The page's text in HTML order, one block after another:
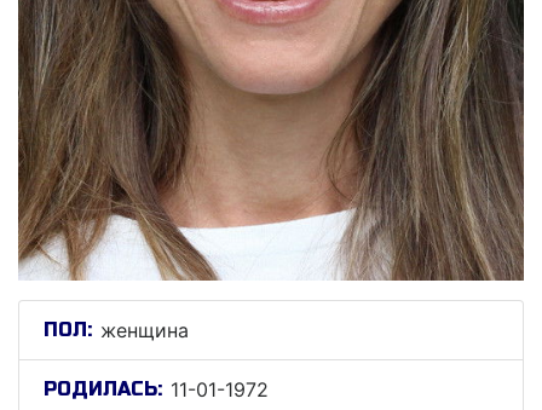
ПОЛ: женщина
РОДИЛАСЬ: 11-01-1972